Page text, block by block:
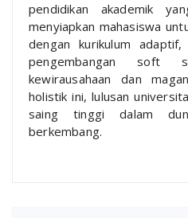
pendidikan akademik
menyiapkan mahasiswa
dengan kurikulum
pengembangan soft
kewirausahaan dan
holistik ini, lulusan
saing tinggi dalam
berkembang.